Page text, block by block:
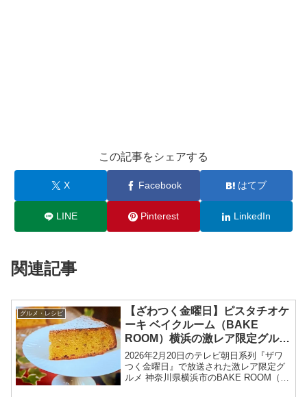
この記事をシェアする
X Facebook はてブ
LINE Pinterest LinkedIn
関連記事
グルメ・レシピ
【ざわつく金曜日】ピスタチオケ
ーキ ベイクルーム（BAKE
ROOM）横浜の激レア限定グルメ
お店情報2026年2月20日
2026年2月20日のテレビ朝日系列『ザワ
つく金曜日』で放送された激レア限定グ
ルメ 神奈川県横浜市のBAKE ROOM（ベ